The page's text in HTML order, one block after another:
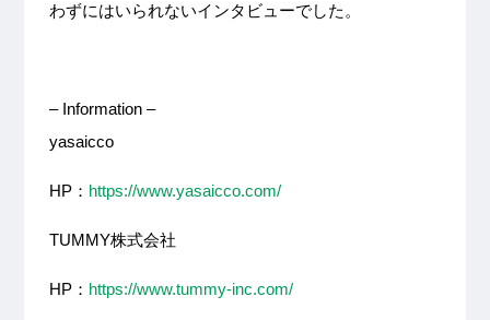
わずにはいられないインタビューでした。
– Information –
yasaicco
HP： https://www.yasaicco.com/
TUMMY株式会社
HP： https://www.tummy-inc.com/